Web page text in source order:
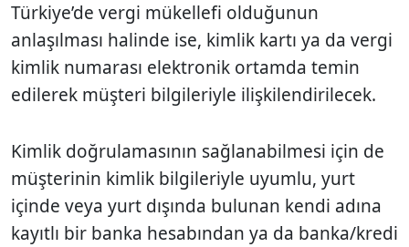
Türkiye’de vergi mükellefi olduğunun
anlaşılması halinde ise, kimlik kartı ya da vergi
kimlik numarası elektronik ortamda temin
edilerek müşteri bilgileriyle ilişkilendirilecek.
Kimlik doğrulamasının sağlanabilmesi için de
müşterinin kimlik bilgileriyle uyumlu, yurt
içinde veya yurt dışında bulunan kendi adına
kayıtlı bir banka hesabından ya da banka/kredi